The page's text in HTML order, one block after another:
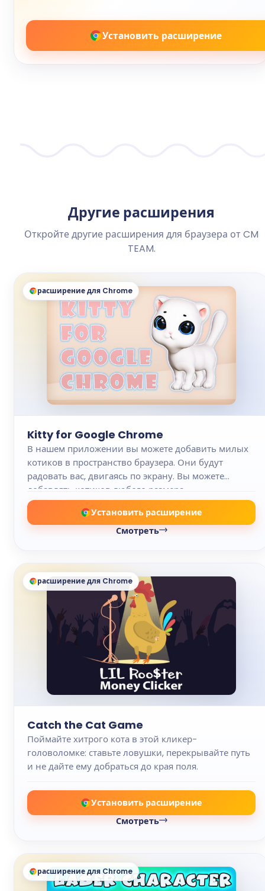
Установить расширение
Другие расширения
Откройте другие расширения для браузера от CM
TEAM.
расширение для Chrome
Kitty for Google Chrome
В нашем приложении вы можете добавить милых
котиков в пространство браузера. Они будут
радовать вас, двигаясь по экрану. Вы можете
добавлять котиков любого размера.
Установить расширение
Смотреть
расширение для Chrome
Catch the Cat Game
Поймайте хитрого кота в этой кликер-
головоломке: ставьте ловушки, перекрывайте путь
и не дайте ему добраться до края поля.
Установить расширение
Смотреть
расширение для Chrome